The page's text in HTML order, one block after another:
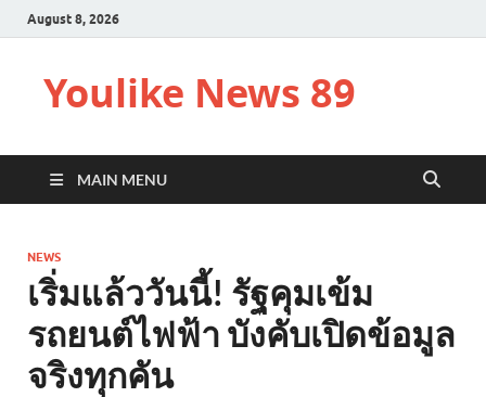
August 8, 2026
Youlike News 89
MAIN MENU
NEWS
เริ่มแล้ววันนี้! รัฐคุมเข้ม
รถยนต์ไฟฟ้า บังคับเปิดข้อมูล
จริงทุกคัน